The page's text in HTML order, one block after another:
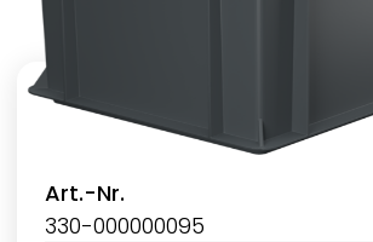
Art.-Nr.
330-000000095